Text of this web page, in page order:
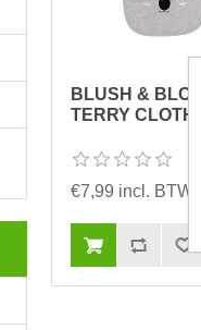
BLUSH &
TERRY CLOTH
€7,99 incl. BTW